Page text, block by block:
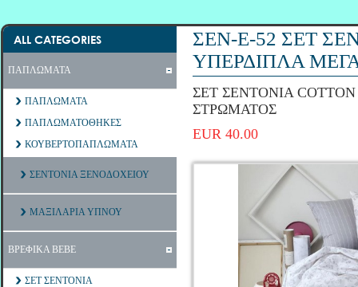
ALL CATEGORIES
ΠΑΠΛΩΜΑΤΑ
ΠΑΠΛΩΜΑΤΑ
ΠΑΠΛΩΜΑΤΟΘΗΚΕΣ
ΚΟΥΒΕΡΤΟΠΑΠΛΩΜΑΤΑ
ΣΕΝΤΟΝΙΑ ΞΕΝΟΔΟΧΕΙΟΥ
ΜΑΞΙΛΑΡΙΑ ΥΠΝΟΥ
ΒΡΕΦΙΚΑ ΒΕΒΕ
ΣΕΤ ΣΕΝΤΟΝΙΑ
ΣΕΝ-Ε-52 ΣΕΤ
ΥΠΕΡΔΙΠΛΑ
ΣΕΤ ΣΕΝΤΟΝΙΑ
ΣΤΡΩΜΑΤΟΣ
EUR 40.00